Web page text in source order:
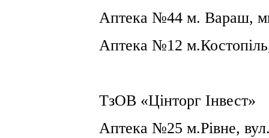
Аптека №44 м. Вараш,
Аптека №12
ТзОВ «Цінторг Інвест»
Аптека №25 м.Рівне,